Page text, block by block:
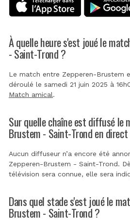
À quelle heure s'est joué le
- Saint-Trond ?
Le match entre Zepperen-Brustem
déroulé le samedi 21 juin 2025 à
Match amical.
Sur quelle chaîne est diffusé le
Brustem - Saint-Trond en
Aucun diffuseur n’a encore été
Zepperen-Brustem - Saint-Trond.
télévision sera connue, elle sera
Dans quel stade s'est joué le
Brustem - Saint-Trond ?